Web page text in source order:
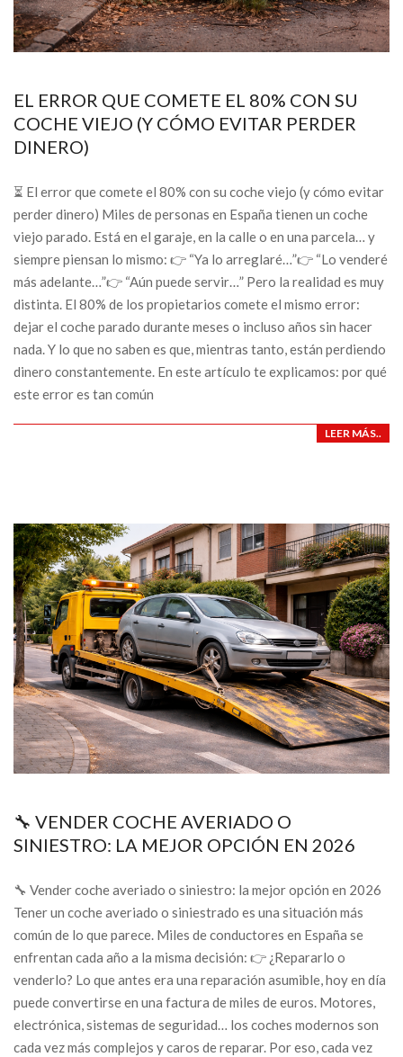
EL ERROR QUE COMETE EL 80% CON SU
COCHE VIEJO (Y CÓMO EVITAR PERDER
DINERO)
⏳ El error que comete el 80% con su coche viejo (y cómo evitar
perder dinero) Miles de personas en España tienen un coche
viejo parado. Está en el garaje, en la calle o en una parcela… y
siempre piensan lo mismo: 👉 “Ya lo arreglaré…”👉 “Lo venderé
más adelante…”👉 “Aún puede servir…” Pero la realidad es muy
distinta. El 80% de los propietarios comete el mismo error:
dejar el coche parado durante meses o incluso años sin hacer
nada. Y lo que no saben es que, mientras tanto, están perdiendo
dinero constantemente. En este artículo te explicamos: por qué
este error es tan común
LEER MÁS..
🔧 VENDER COCHE AVERIADO O
SINIESTRO: LA MEJOR OPCIÓN EN 2026
🔧 Vender coche averiado o siniestro: la mejor opción en 2026
Tener un coche averiado o siniestrado es una situación más
común de lo que parece. Miles de conductores en España se
enfrentan cada año a la misma decisión: 👉 ¿Repararlo o
venderlo? Lo que antes era una reparación asumible, hoy en día
puede convertirse en una factura de miles de euros. Motores,
electrónica, sistemas de seguridad… los coches modernos son
cada vez más complejos y caros de reparar. Por eso, cada vez